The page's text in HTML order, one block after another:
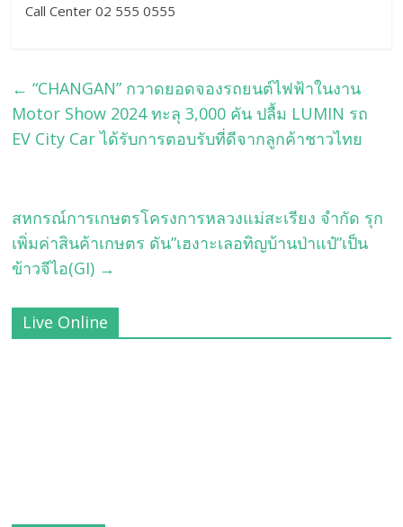
Call Center 02 555 0555
← “CHANGAN” กวาดยอดจองรถยนต์ไฟฟ้าในงาน
Motor Show 2024 ทะลุ 3,000 คัน ปลื้ม LUMIN รถ
EV City Car ได้รับการตอบรับที่ดีจากลูกค้าชาวไทย
สหกรณ์การเกษตรโครงการหลวงแม่สะเรียง​ จำกัด​ รุก
เพิ่มค่าสินค้าเกษตร ดัน”เฮงาะเลอทิญบ้านป่าแป๋”เป็น
ข้าวจีไอ(GI) →
Live Online